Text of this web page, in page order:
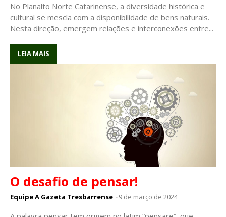
No Planalto Norte Catarinense, a diversidade histórica e
cultural se mescla com a disponibilidade de bens naturais.
Nesta direção, emergem relações e interconexões entre...
LEIA MAIS
O desafio de pensar!
Equipe A Gazeta Tresbarrense -9 de março de 2024